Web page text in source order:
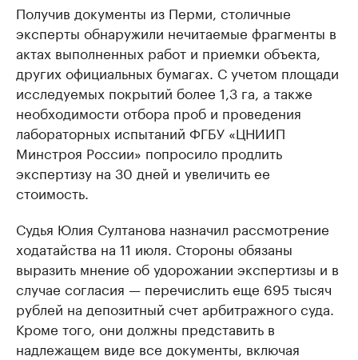
Получив документы из Перми, столичные
эксперты обнаружили нечитаемые фрагменты в
актах выполненных работ и приемки объекта,
других официальных бумагах. С учетом площади
исследуемых покрытий более 1,3 га, а также
необходимости отбора проб и проведения
лабораторных испытаний ФГБУ «ЦНИИП
Минстроя России» попросило продлить
экспертизу на 30 дней и увеличить ее
стоимость.
Судья Юлия Султанова назначил рассмотрение
ходатайства на 11 июля. Стороны обязаны
выразить мнение об удорожании экспертизы и в
случае согласия — перечислить еще 695 тысяч
рублей на депозитный счет арбитражного суда.
Кроме того, они должны представить в
надлежащем виде все документы, включая